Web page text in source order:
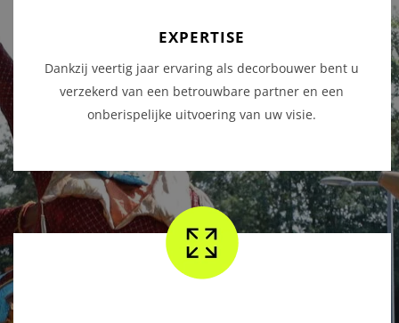
EXPERTISE
Dankzij veertig jaar ervaring als decorbouwer bent u
verzekerd van een betrouwbare partner en een
onberispelijke uitvoering van uw visie.